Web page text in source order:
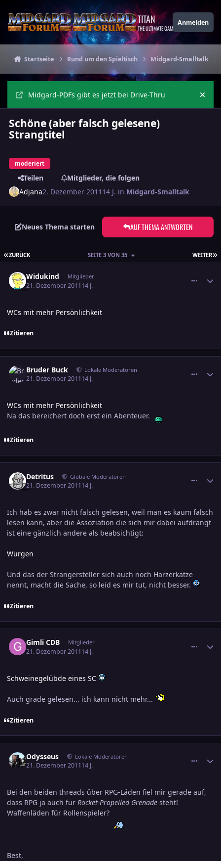
TITAN
THE ULTIMATE GAMING THEME
Anmelden
Startseite Rund um den Spieltisch Midgard-Smalltalk
Midgard-PDFs gibt es jetzt bei Drive-Thru
Schöne (aber falsch gelesene)
Strangtitel
moderiert
Teilen
Mitglieder, die folgen
Adjana2. Dezember 2011 14 J. in Midgard-Smalltalk
Neues Thema starten AUF THEMA ANTWORTEN
ERSTE SEITE
ZURÜCK WEITER
SEITE 3 VON 35
Widukind Mitglieder
21. Dezember 201114 J.
WCs mit mehr Persönlichkeit
Zitieren
Bruder Buck Lokale Moderatoren
21. Dezember 201114 J.
WCs mit mehr Persönlichkeit
Na das bereichert doch erst ein Abenteuer.
Zitieren
Detritus Globale Moderatoren
21. Dezember 201114 J.
Ich hab es zwar nicht falsch gelesen, weil man es kaum falsch
lesen kann, aber die Assoziation die sich mir dabei aufdrängt
ist eine gänzlich andere als beabsichtigt:
Würgen
Und das der Strangersteller sich auch noch Harzerkatze
nennt, macht die Sache, so leid es mir tut, nicht besser.
Zitieren
Gimli CDB Mitglieder
21. Dezember 201114 J.
Schweinegelübde eines SC
Auch grade gelesen... ich kann nicht mehr...
Zitieren
Odysseus Lokale Moderatoren
21. Dezember 201114 J.
Bei den beiden threads über RPG-Läden fiel mir gerade auf,
dass RPG ja auch für Rocket-Propelled Grenade steht!
Waffenläden für Rollenspieler?
Best,